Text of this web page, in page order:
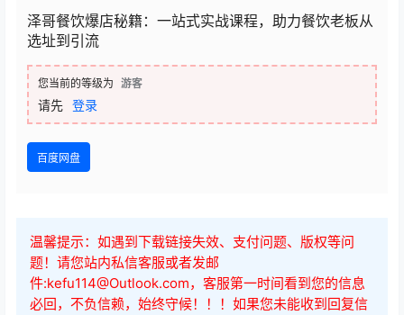
泽哥餐饮爆店秘籍：一站式实战课程，助力餐饮老板从
选址到引流
您当前的等级为 游客
请先 登录
百度网盘
温馨提示：如遇到下载链接失效、支付问题、版权等问
题！请您站内私信客服或者发邮
件:kefu114@Outlook.com，客服第一时间看到您的信息
必回，不负信赖，始终守候！！！如果您未能收到回复信